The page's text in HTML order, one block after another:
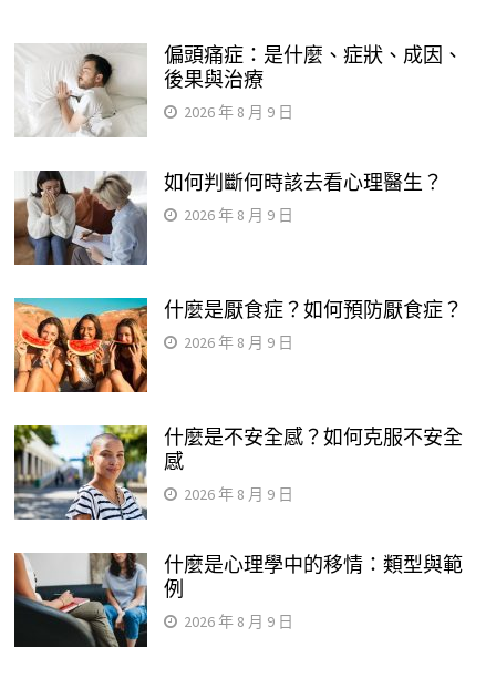
偏頭痛症：是什麼、症狀、成因、
後果與治療
2026 年 8 月 9 日
如何判斷何時該去看心理醫生？
2026 年 8 月 9 日
什麼是厭食症？如何預防厭食症？
2026 年 8 月 9 日
什麼是不安全感？如何克服不安全
感
2026 年 8 月 9 日
什麼是心理學中的移情：類型與範
例
2026 年 8 月 9 日